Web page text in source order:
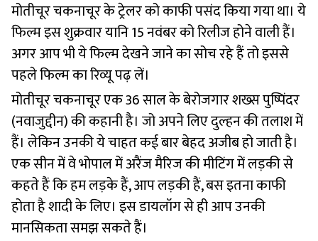
मोतीचूर चकनाचूर के ट्रेलर को काफी पसंद किया गया था। ये
फिल्म इस शुक्रवार यानि 15 नवंबर को रिलीज होने वाली हैं।
अगर आप भी ये फिल्म देखने जाने का सोच रहे हैं तो इससे
पहले फिल्म का रिव्यू पढ़ लें।
मोतीचूर चकनाचूर एक 36 साल के बेरोजगार शख्स पुष्पिंदर
(नवाजुद्दीन) की कहानी है। जो अपने लिए दुल्हन की तलाश में
हैं। लेकिन उनकी ये चाहत कई बार बेहद अजीब हो जाती है।
एक सीन में वे भोपाल में अरैंज मैरिज की मीटिंग में लड़की से
कहते हैं कि हम लड़के हैं, आप लड़की हैं, बस इतना काफी
होता है शादी के लिए। इस डायलॉग से ही आप उनकी
मानसिकता समझ सकते हैं।